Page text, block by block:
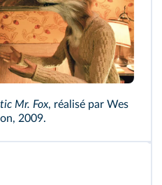
Mr. Fox, réalisé par Wes
2009.